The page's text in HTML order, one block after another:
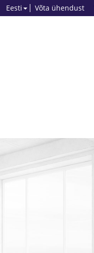
Võta ühendust
Eesti